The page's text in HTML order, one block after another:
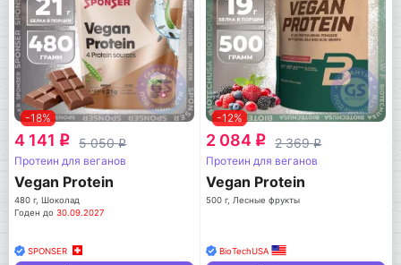
-18%
4 141 q 5 050q
Протеин для веганов
Vegan Protein
480 г, Шоколад
Годен до30.09.2027
SPONSER
-12%
2 084 q 2 369q
Протеин для веганов
Vegan Protein
500 г, Лесные фрукты
BioTechUSA